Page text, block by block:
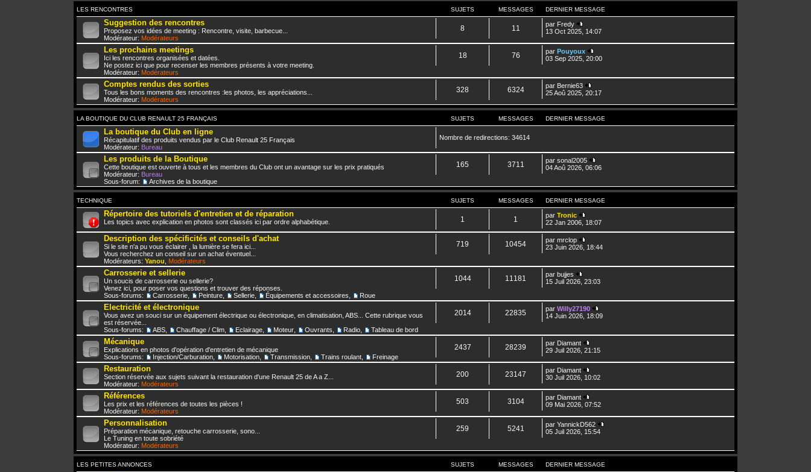
LES RENCONTRES SUJETS MESSAGES DERNIER MESSAGE
Suggestion des rencontres
Proposez vos idées de meeting : Rencontre, visite, barbecue...
Modérateur: Modérateurs
8 11 par Fredy
13 Oct 2025, 14:07
Les prochains meetings
Ici les rencontres organisées et datées.
Ne postez ici que pour recenser les membres présents à votre meeting.
Modérateur: Modérateurs
18 76 parPouyoux
03 Sep 2025, 20:00
Comptes rendus des sorties
Tous les bons moments des rencontres :les photos, les appréciations...
Modérateur: Modérateurs
328 6324 par Bernie63
25 Aoû 2025, 20:17
LA BOUTIQUE DU CLUB RENAULT 25 FRANÇAIS SUJETS MESSAGES DERNIER MESSAGE
La boutique du Club en ligne
Récapitulatif des produits vendus par le Club Renault 25 Français
Modérateur: Bureau
Nombre de redirections: 34614
Les produits de la Boutique
Cette boutique est ouverte à tous et les membres du Club ont un avantage sur les prix pratiqués
Modérateur: Bureau
Sous-forum:
Archives de la boutique
165 3711 parsonal2005
04 Aoû 2026, 06:06
TECHNIQUE SUJETS MESSAGES DERNIER MESSAGE
Répertoire des tutoriels d'entretien et de réparation
Les topics avec explication en photos sont classés ici par ordre alphabétique. 1 1 parTronic
22 Jan 2006, 18:07
Description des spécificités et conseils d'achat
Si le site n'a pu vous éclairer , la lumière se fera ici...
Vous recherchez un conseil sur un achat éventuel...
Modérateurs: Yanou Modérateurs
719 10454 parmrclop
23 Juin 2026, 18:44
Carrosserie et sellerie
Un soucis de carrosserie ou sellerie?
Venez ici, pour poser vos questions et trouver des réponses.
Sous-forums:
Carrosserie Peinture Sellerie Équipements et accessoires Roue
1044 11181 parbujjes
15 Juil 2026, 23:03
Electricité et électronique
Vous avez un souci sur un équipement électrique ou électronique, en climatisation, ABS... Cette rubrique vous
est réservée...
Sous-forums:
ABS Chauffage / Clim Eclairage Moteur Ouvrants Radio Tableau de bord
2014 22835 parWilly27190
14 Juin 2026, 18:09
Mécanique
Explications en photos d'opération d'entretien de mécanique
Sous-forums:
Injection/Carburation Motorisation Transmission Trains roulant Freinage
2437 28239 par Diamant
29 Juil 2026, 21:15
Restauration
Section réservée aux sujets suivant la restauration d'une Renault 25 de A a Z...
Modérateur: Modérateurs
200 23147 par Diamant
30 Juil 2026, 10:02
Références
Les prix et les références de toutes les pièces !
Modérateur: Modérateurs
503 3104 par Diamant
09 Mai 2026, 07:52
Personnalisation
Préparation mécanique, retouche carrosserie, sono...
Le Tuning en toute sobriété
Modérateur: Modérateurs
259 5241 parYannickD562
05 Juil 2026, 15:54
LES PETITES ANNONCES SUJETS MESSAGES DERNIER MESSAGE